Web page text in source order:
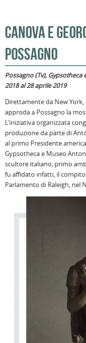
CANOVA E
POSSAGNO
Possagno (Tv),
2018 al 28 aprile 2019
Direttamente da New
approda a Possagno la
L’iniziativa organizzata
produzione da parte di
al primo Presidente
Gypsotheca e Museo
scultore italiano, primo
fu affidato infatti, il
Parlamento di Raleigh, nel